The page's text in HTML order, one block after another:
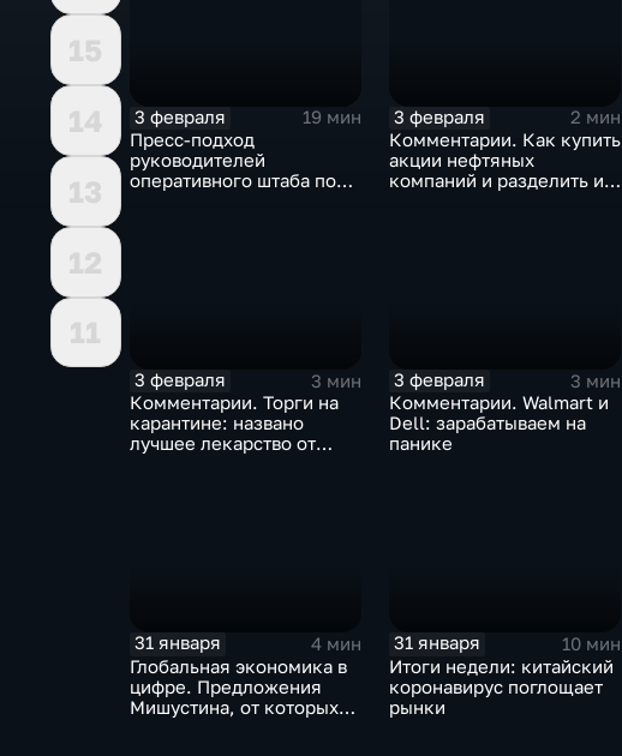
15
14
13
12
11
3 февраля
19 мин
Пресс-подход
руководителей
оперативного штаба по
3 февраля
2 мин
Комментарии. Как купить
акции нефтяных
компаний и разделить их
3 февраля
3 мин
Комментарии. Торги на
карантине: названо
лучшее лекарство от
3 февраля
3 мин
Комментарии. Walmart и
Dell: зарабатываем на
панике
31 января
4 мин
Глобальная экономика в
цифре. Предложения
Мишустина, от которых
31 января
10 мин
Итоги недели: китайский
коронавирус поглощает
рынки